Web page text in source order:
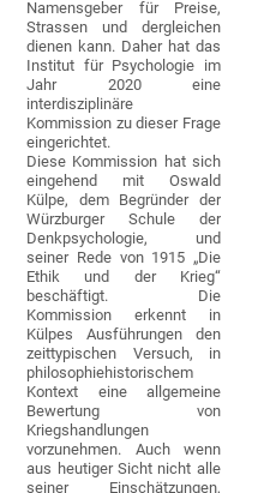
Namensgeber für Preise,
Strassen und dergleichen
dienen kann. Daher hat das
Institut für Psychologie im
Jahr 2020 eine
interdisziplinäre
Kommission zu dieser Frage
eingerichtet.
Diese Kommission hat sich
eingehend mit Oswald
Külpe, dem Begründer der
Würzburger Schule der
Denkpsychologie, und
seiner Rede von 1915 „Die
Ethik und der Krieg“
beschäftigt. Die
Kommission erkennt in
Külpes Ausführungen den
zeittypischen Versuch, in
philosophiehistorischem
Kontext eine allgemeine
Bewertung von
Kriegshandlungen
vorzunehmen. Auch wenn
aus heutiger Sicht nicht alle
seiner Einschätzungen,